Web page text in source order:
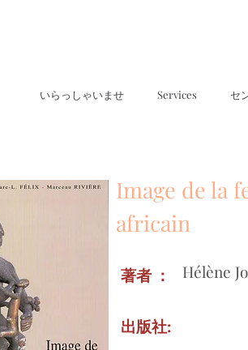
いらっしゃいませ Services セ
Image de la
africain
著者 ： Hélène
出版社: